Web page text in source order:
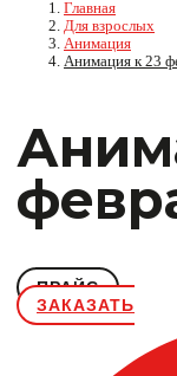
Главная
Для взрослых
Анимация
Анимация к 23
ПРАЙС
ЗАКАЗАТЬ